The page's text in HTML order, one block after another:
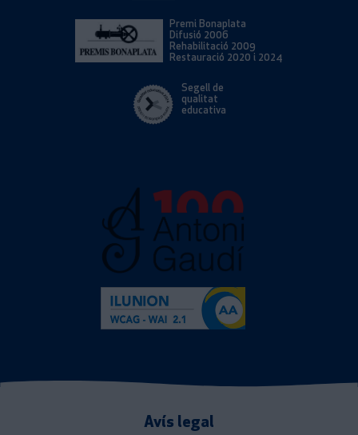
Premi Bonaplata
Difusió 2006
Rehabilitació 2009
Restauració 2020 i 2024
Segell de
qualitat
educativa
Avís legal